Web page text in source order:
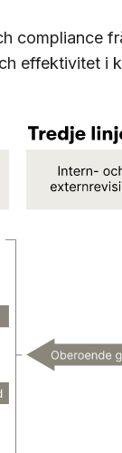
compliance
effektivitet i